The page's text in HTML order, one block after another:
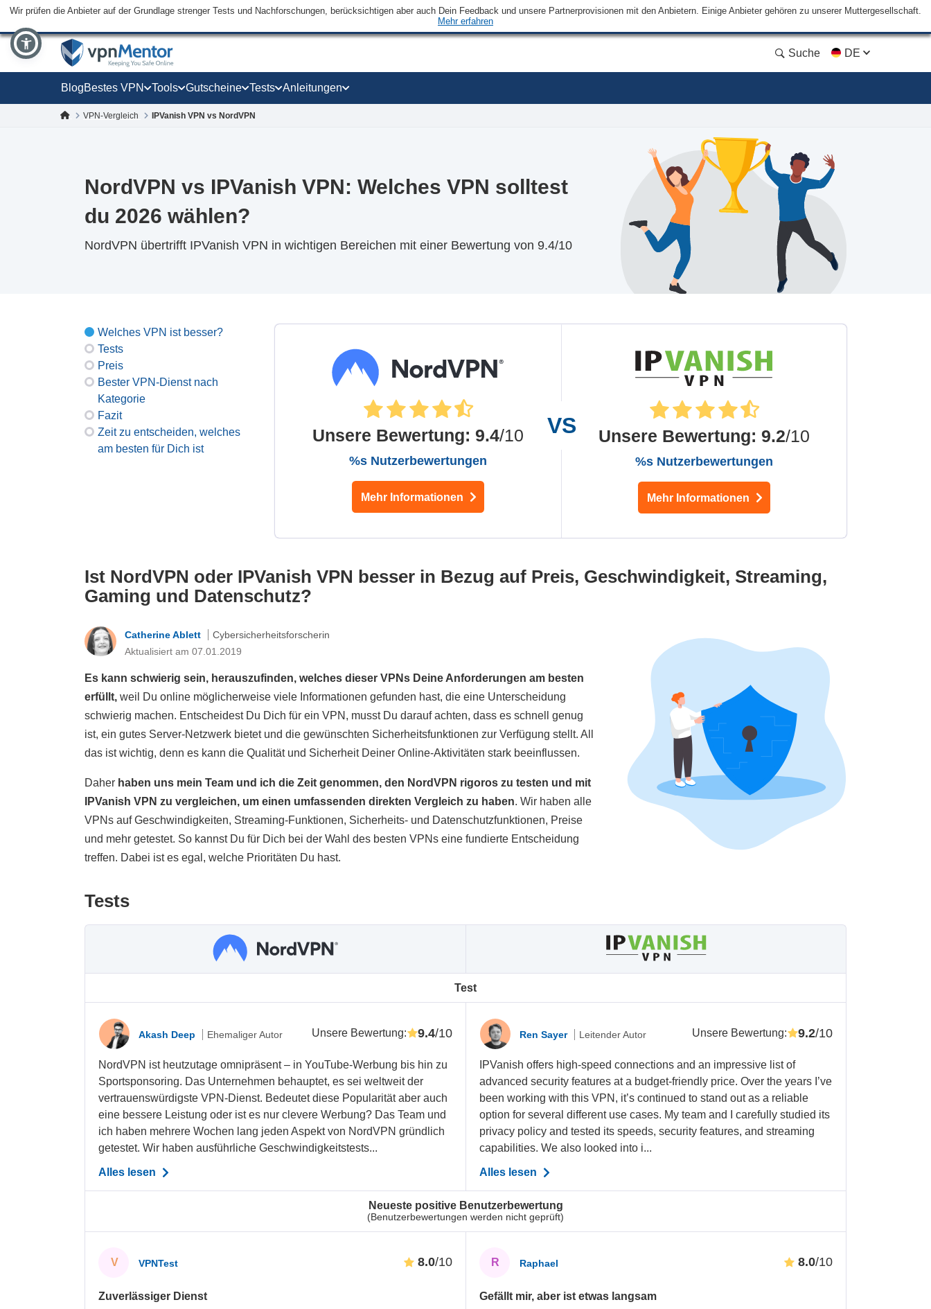
Wir prüfen die Anbieter auf der Grundlage strenger Tests und Nachforschungen, berücksichtigen aber auch Dein Feedback und unsere Partnerprovisionen mit den Anbietern. Einige Anbieter gehören zu unserer Muttergesellschaft.
Mehr erfahren
Suche DE
BlogBestes VPN Tools Gutscheine Tests Anleitungen
VPN-Vergleich IPVanish VPN vs NordVPN
NordVPN vs IPVanish VPN: Welches VPN solltest
du 2026 wählen?
NordVPN übertrifft IPVanish VPN in wichtigen Bereichen mit einer Bewertung von 9.4/10
Welches VPN ist besser?
Tests
Preis
Bester VPN-Dienst nach
Kategorie
Fazit
Zeit zu entscheiden, welches
am besten für Dich ist
Unsere Bewertung: 9.4/10
%s Nutzerbewertungen
Mehr Informationen
Unsere Bewertung: 9.2/10
%s Nutzerbewertungen
Mehr Informationen
Ist NordVPN oder IPVanish VPN besser in Bezug auf Preis, Geschwindigkeit, Streaming,
Gaming und Datenschutz?
Catherine Ablett
Cybersicherheitsforscherin
Aktualisiert am 07.01.2019
Es kann schwierig sein, herauszufinden, welches dieser VPNs Deine Anforderungen am besten
erfüllt, weil Du online möglicherweise viele Informationen gefunden hast, die eine Unterscheidung
schwierig machen. Entscheidest Du Dich für ein VPN, musst Du darauf achten, dass es schnell genug
ist, ein gutes Server-Netzwerk bietet und die gewünschten Sicherheitsfunktionen zur Verfügung stellt. All
das ist wichtig, denn es kann die Qualität und Sicherheit Deiner Online-Aktivitäten stark beeinflussen.
Daher haben uns mein Team und ich die Zeit genommen, den NordVPN rigoros zu testen und mit
IPVanish VPN zu vergleichen, um einen umfassenden direkten Vergleich zu haben. Wir haben alle
VPNs auf Geschwindigkeiten, Streaming-Funktionen, Sicherheits- und Datenschutzfunktionen, Preise
und mehr getestet. So kannst Du für Dich bei der Wahl des besten VPNs eine fundierte Entscheidung
treffen. Dabei ist es egal, welche Prioritäten Du hast.
Tests
Test
Neueste positive Benutzerbewertung
(Benutzerbewertungen werden nicht geprüft)
Akash Deep Ehemaliger Autor Unsere Bewertung: 9.4/10
NordVPN ist heutzutage omnipräsent – in YouTube-Werbung bis hin zu
Sportsponsoring. Das Unternehmen behauptet, es sei weltweit der
vertrauenswürdigste VPN-Dienst. Bedeutet diese Popularität aber auch
eine bessere Leistung oder ist es nur clevere Werbung? Das Team und
ich haben mehrere Wochen lang jeden Aspekt von NordVPN gründlich
getestet. Wir haben ausführliche Geschwindigkeitstests...
Alles lesen
V VPNTest 8.0/10
Zuverlässiger Dienst
Ren Sayer Leitender Autor Unsere Bewertung: 9.2/10
IPVanish offers high-speed connections and an impressive list of
advanced security features at a budget-friendly price. Over the years I’ve
been working with this VPN, it’s continued to stand out as a reliable
option for several different use cases. My team and I carefully studied its
privacy policy and tested its speeds, security features, and streaming
capabilities. We also looked into i...
Alles lesen
R Raphael 8.0/10
Gefällt mir, aber ist etwas langsam